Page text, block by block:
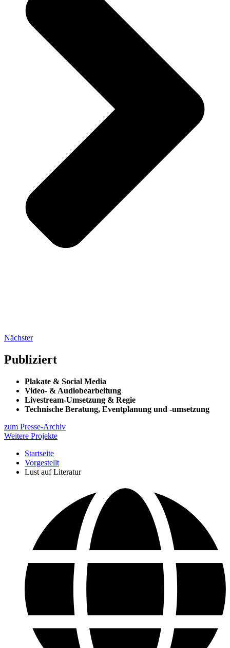
Nächster
Publiziert
Plakate & Social Media
Video- & Audiobearbeitung
Livestream-Umsetzung & Regie
Technische Beratung, Eventplanung und -umsetzung
zum Presse-Archiv
Weitere Projekte
Startseite
Vorgestellt
Lust auf Literatur